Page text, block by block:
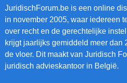
JuridischForum.be is een online
in november 2005, waar iedereen
over recht en de gerechtelijke
krijgt jaarlijks gemiddeld meer dan
de vloer. Dit maakt van Juridisch
juridisch advieskantoor in België.